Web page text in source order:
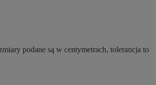
podane są w centymetrach, tolerancja to